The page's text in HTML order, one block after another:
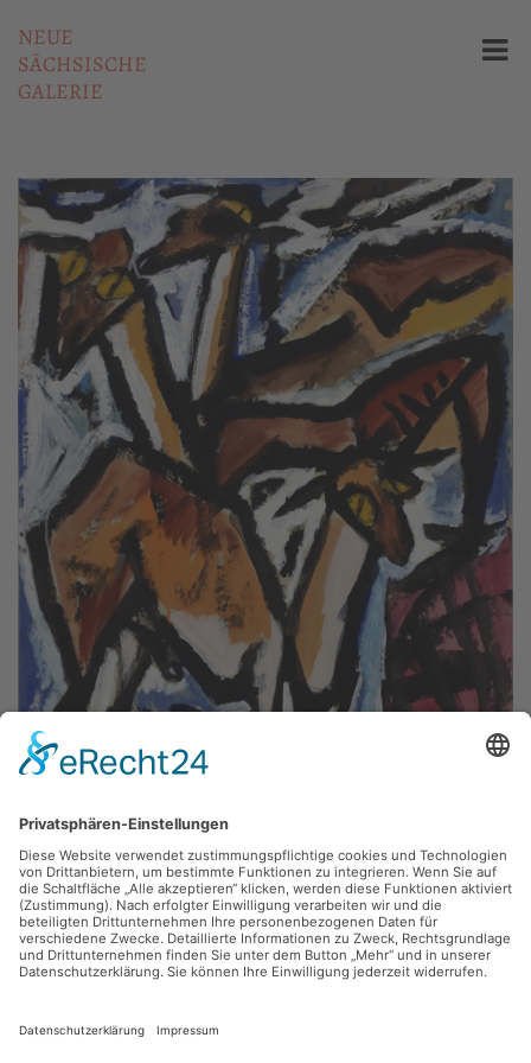
NEUE
SÄCHSISCHE
GALERIE
Fritz Keller,Mufflons
1985, Gouache, 75.2 x 99.8 cm, Inv.: A-01133
zurück
Bitte schreiben Sie an sammlung@kunsthuette.de